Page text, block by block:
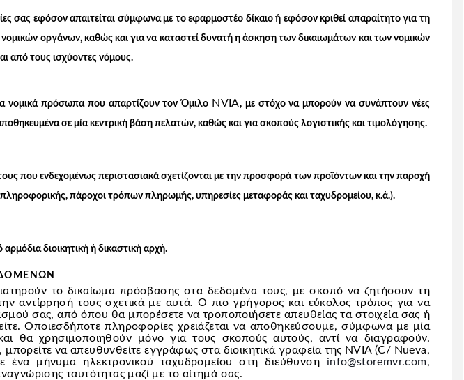
σας εφόσον απαιτείται σύμφωνα με το εφαρμοστέο δίκαιο ή εφόσον κριθεί απαραίτητο για τη
οργάνων, καθώς και για να καταστεί δυνατή η άσκηση των δικαιωμάτων και των νομικών
από τους ισχύοντες νόμους.
νομικά πρόσωπα που απαρτίζουν τον Όμιλο NVIA, με στόχο να μπορούν να συνάπτουν νέες
σε μία κεντρική βάση πελατών, καθώς και για σκοπούς λογιστικής και τιμολόγησης.
που ενδεχομένως περιστασιακά σχετίζονται με την προσφορά των προϊόντων και την παροχή
πάροχοι τρόπων πληρωμής, υπηρεσίες μεταφοράς και ταχυδρομείου, κ.ά.).
διοικητική ή δικαστική αρχή.
το δικαίωμα πρόσβασης στα δεδομένα τους, με σκοπό να ζητήσουν τη
αντίρρησή τους σχετικά με αυτά. Ο πιο γρήγορος και εύκολος τρόπος για να
σας, από όπου θα μπορέσετε να τροποποιήσετε απευθείας τα στοιχεία σας ή
Οποιεσδήποτε πληροφορίες χρειάζεται να αποθηκεύσουμε, σύμφωνα με μία
θα χρησιμοποιηθούν μόνο για τους σκοπούς αυτούς, αντί να διαγραφούν.
να απευθυνθείτε εγγράφως στα διοικητικά γραφεία της NVIA (C/ Nueva,
μήνυμα ηλεκτρονικού ταχυδρομείου στη διεύθυνση info@storemvr.com,
ταυτότητας μαζί με το αίτημά σας.